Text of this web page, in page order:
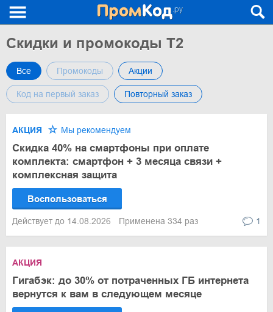
Скидки и промокоды T2
Все Промокоды Акции
Код на первый заказ Повторный заказ
АКЦИЯ Мы рекомендуем
Скидка 40% на смартфоны при оплате
комплекта: смартфон + 3 месяца связи +
комплексная защита
Воспользоваться
Действует до 14.08.2026 Применена 334 раз 1
АКЦИЯ
Гигабэк: до 30% от потраченных ГБ интернета
вернутся к вам в следующем месяце